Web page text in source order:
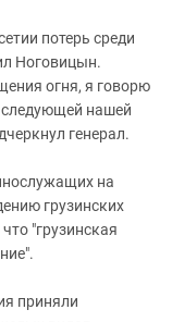
потерь среди
Ноговицын.
огня, я говорю
следующей нашей
генерал.
на
грузинских
"грузинская
приняли